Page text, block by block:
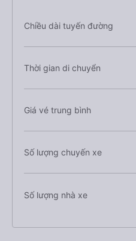
Chiều dài tuyến đường
Thời gian di chuyển
Giá vé trung bình
Số lượng chuyến xe
Số lượng nhà xe